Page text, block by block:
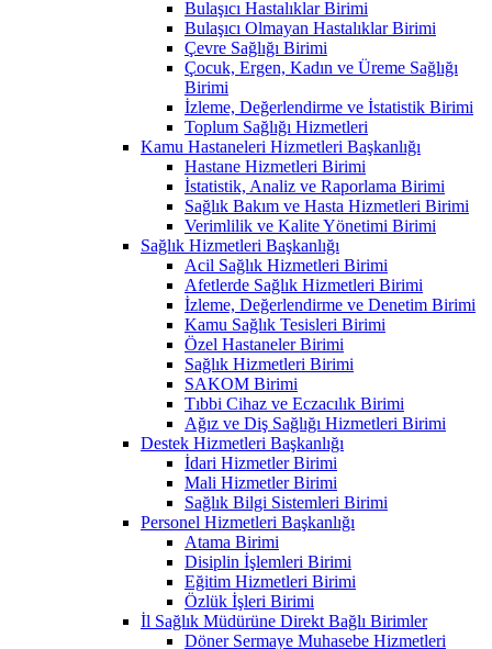
Bulaşıcı Hastalıklar Birimi
Bulaşıcı Olmayan Hastalıklar Birimi
Çevre Sağlığı Birimi
Çocuk, Ergen, Kadın ve Üreme Sağlığı
Birimi
İzleme, Değerlendirme ve İstatistik Birimi
Toplum Sağlığı Hizmetleri
Kamu Hastaneleri Hizmetleri Başkanlığı
Hastane Hizmetleri Birimi
İstatistik, Analiz ve Raporlama Birimi
Sağlık Bakım ve Hasta Hizmetleri Birimi
Verimlilik ve Kalite Yönetimi Birimi
Sağlık Hizmetleri Başkanlığı
Acil Sağlık Hizmetleri Birimi
Afetlerde Sağlık Hizmetleri Birimi
İzleme, Değerlendirme ve Denetim Birimi
Kamu Sağlık Tesisleri Birimi
Özel Hastaneler Birimi
Sağlık Hizmetleri Birimi
SAKOM Birimi
Tıbbi Cihaz ve Eczacılık Birimi
Ağız ve Diş Sağlığı Hizmetleri Birimi
Destek Hizmetleri Başkanlığı
İdari Hizmetler Birimi
Mali Hizmetler Birimi
Sağlık Bilgi Sistemleri Birimi
Personel Hizmetleri Başkanlığı
Atama Birimi
Disiplin İşlemleri Birimi
Eğitim Hizmetleri Birimi
Özlük İşleri Birimi
İl Sağlık Müdürüne Direkt Bağlı Birimler
Döner Sermaye Muhasebe Hizmetleri